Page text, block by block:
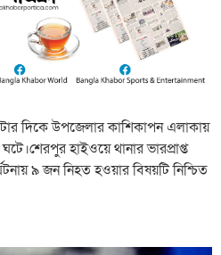
দিকে উপজেলার কাশিকাপন এলাকায়
হাইওয়ে থানার ভারপ্রাপ্ত
৯ জন নিহত হওয়ার বিষয়টি নিশ্চিত